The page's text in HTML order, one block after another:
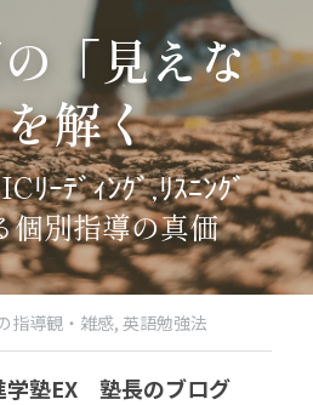
クを予約する
「見えな
解く
ﾘｰﾃﾞｨﾝｸﾞ,ﾘｽﾆﾝｸﾞ
個別指導の真価
指導観・雑感, 英語勉強法
塾EX　塾長のブログ